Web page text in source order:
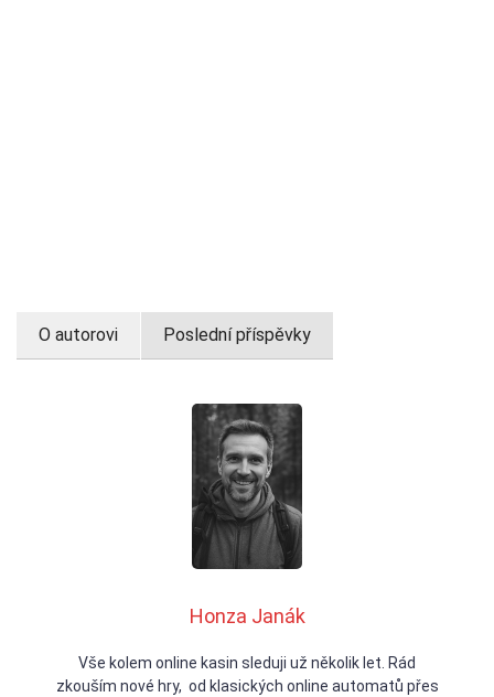
O autorovi Poslední příspěvky
Honza Janák
Vše kolem online kasin sleduji už několik let. Rád
zkouším nové hry, od klasických online automatů přes